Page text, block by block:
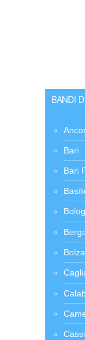
BANDI
Bari
Bari